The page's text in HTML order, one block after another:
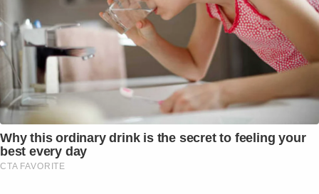
Why this ordinary drink is the secret to feeling your
best every day
CTA FAVORITE